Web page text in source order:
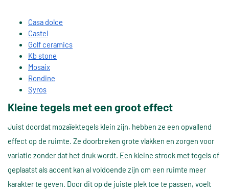
Casa dolce
Castel
Golf ceramics
Kb stone
Mosaix
Rondine
Syros
Kleine tegels met een groot effect
Juist doordat mozaïektegels klein zijn, hebben ze een opvallend
effect op de ruimte. Ze doorbreken grote vlakken en zorgen voor
variatie zonder dat het druk wordt. Een kleine strook met tegels of
geplaatst als accent kan al voldoende zijn om een ruimte meer
karakter te geven. Door dit op de juiste plek toe te passen, voelt